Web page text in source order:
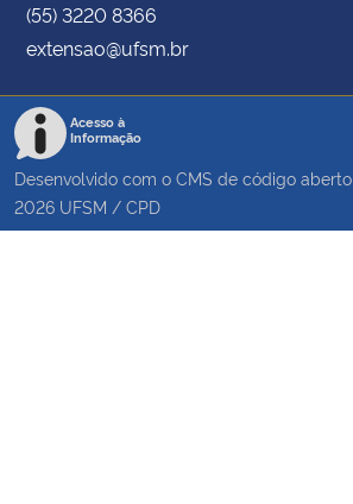
(55) 3220 8366
extensao@ufsm.br
Acesso à
Informação
Desenvolvido com o CMS de código aberto
2026 UFSM / CPD